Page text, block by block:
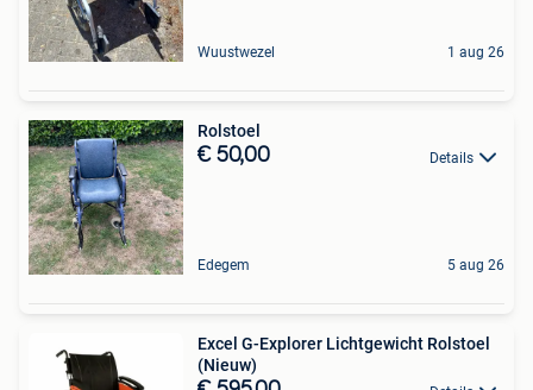
Wuustwezel 1 aug 26
Rolstoel
€ 50,00 Details
Edegem 5 aug 26
Excel G-Explorer Lichtgewicht Rolstoel
(Nieuw)